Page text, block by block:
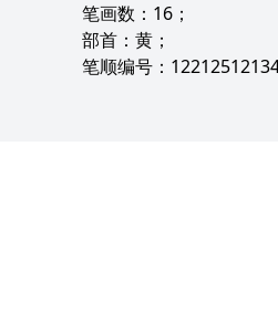
笔画数：16；
部首：黄；
笔顺编号：